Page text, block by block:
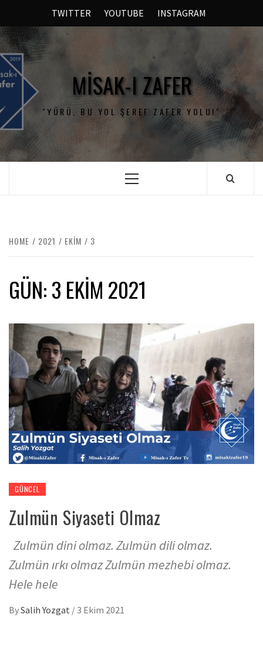
TWITTER YOUTUBE INSTAGRAM
MISAK-I ZAFER
"YÜRÜ, BU YOL ŞEREF ZAFER YOLU!"
HOME 2021 EKIM 3
GÜN:3 EKIM 2021
GÜNCEL
Zulmün Siyaseti Olmaz
Zulmün dini olmaz. Zulmün dili olmaz.
Zulmün ırkı olmaz Zulmün mezhebi olmaz.
Hele hele
BySalih Yozgat / 3 Ekim 2021